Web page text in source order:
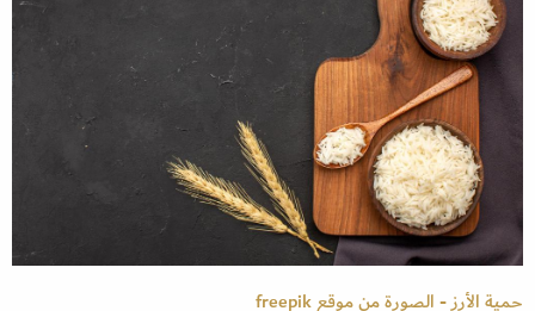
حمية الأرز - الصورة من موقع freepik